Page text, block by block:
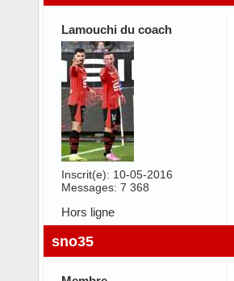
Lamouchi du coach
Inscrit(e): 10-05-2016
Messages: 7 368
Hors ligne
sno35